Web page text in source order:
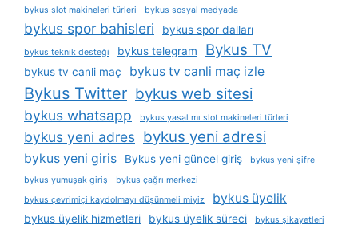
bykus slot makineleri türleri bykus sosyal medyada
bykus spor bahisleri bykus spor dalları
bykus teknik desteği bykus telegram Bykus TV
bykus tv canli maç bykus tv canli maç izle
Bykus Twitter bykus web sitesi
bykus whatsapp bykus yasal mı slot makineleri türleri
bykus yeni adres bykus yeni adresi
bykus yeni giris Bykus yeni güncel giriş
bykus yeni şifre
bykus yumuşak giriş
bykus çağrı merkezi
bykus çevrimiçi kaydolmayı düşünmeli miyiz
bykus üyelik
bykus üyelik hizmetleri bykus üyelik süreci bykus şikayetleri